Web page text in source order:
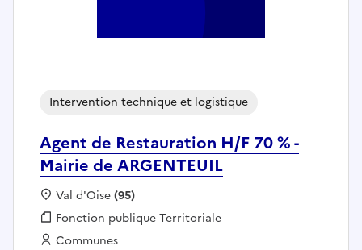
Agent de Restauration H/F 70 % -
Mairie de ARGENTEUIL
Intervention technique et logistique
Localisation :
Val d'Oise(95)
Fonction publique :
Fonction publique Territoriale
Employeur :
Communes